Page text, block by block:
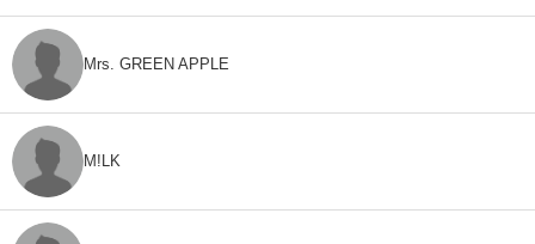
Mrs. GREEN APPLE
M!LK